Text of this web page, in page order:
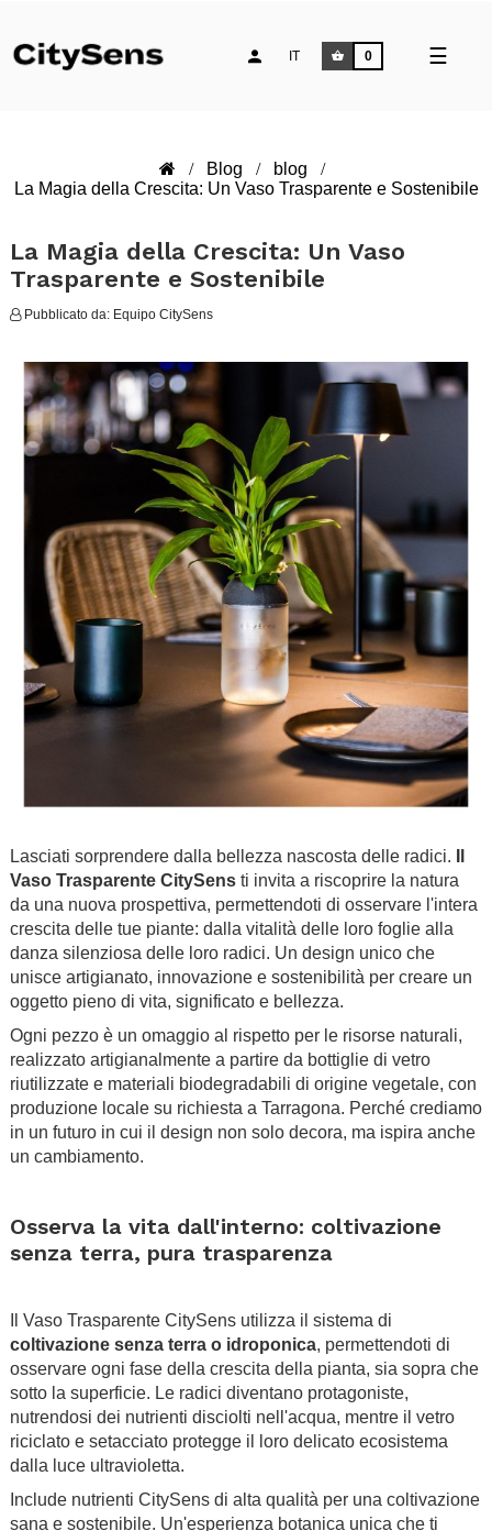
☰
IT 0
Blog
blog
La Magia della Crescita: Un Vaso Trasparente e Sostenibile
La Magia della Crescita: Un Vaso
Trasparente e Sostenibile
Pubblicato da: Equipo CitySens
Lasciati sorprendere dalla bellezza nascosta delle radici.
Vaso Trasparente CitySens ti invita a riscoprire la natura
da una nuova prospettiva, permettendoti di osservare l'intera
crescita delle tue piante: dalla vitalità delle loro foglie alla
danza silenziosa delle loro radici. Un design unico che
unisce artigianato, innovazione e sostenibilità per creare un
oggetto pieno di vita, significato e bellezza.
Ogni pezzo è un omaggio al rispetto per le risorse naturali,
realizzato artigianalmente a partire da bottiglie di vetro
riutilizzate e materiali biodegradabili di origine vegetale, con
produzione locale su richiesta a Tarragona. Perché crediamo
in un futuro in cui il design non solo decora, ma ispira anche
un cambiamento.
Osserva la vita dall'interno: coltivazione
senza terra, pura trasparenza
Il Vaso Trasparente CitySens utilizza il sistema di
coltivazione senza terra o idroponica, permettendoti di
osservare ogni fase della crescita della pianta, sia sopra che
sotto la superficie. Le radici diventano protagoniste,
nutrendosi dei nutrienti disciolti nell'acqua, mentre il vetro
riciclato e setacciato protegge il loro delicato ecosistema
dalla luce ultravioletta.
Include nutrienti CitySens di alta qualità per una coltivazione
sana e sostenibile. Un'esperienza botanica unica che ti